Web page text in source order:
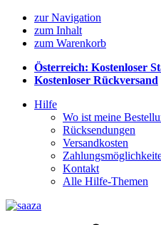
zur Navigation
zum Inhalt
zum Warenkorb
Österreich: Kostenloser
Kostenloser Rückversand
Hilfe
Wo ist meine
Rücksendungen
Versandkosten
Kontakt
Alle Hilfe-Themen